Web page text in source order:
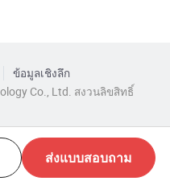
ส่งแบบสอบถาม
ข้อมูลเชิงลึก
Co., Ltd. สงวนลิขสิทธิ์